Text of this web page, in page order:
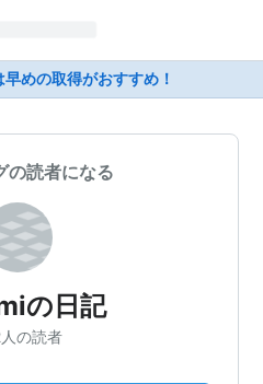
めの取得がおすすめ！
の読者になる
の日記
の読者